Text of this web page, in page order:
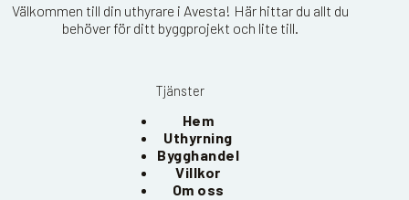
Välkommen till din uthyrare i Avesta! Här hittar du allt du
behöver för ditt byggprojekt och lite till.
Tjänster
Hem
Uthyrning
Bygghandel
Villkor
Om oss